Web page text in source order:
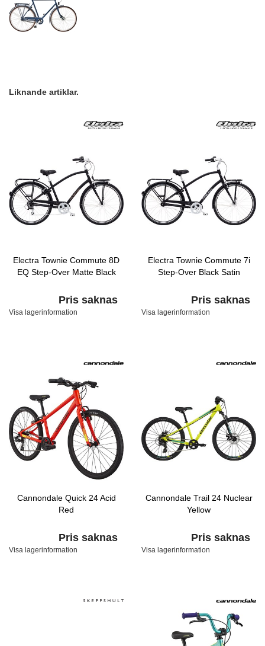
Liknande artiklar.
Electra Townie Commute 8D
EQ Step-Over Matte Black
Pris saknas
Visa lagerinformation
Electra Townie Commute 7i
Step-Over Black Satin
Pris saknas
Visa lagerinformation
Cannondale Quick 24 Acid
Red
Pris saknas
Visa lagerinformation
Cannondale Trail 24 Nuclear
Yellow
Pris saknas
Visa lagerinformation